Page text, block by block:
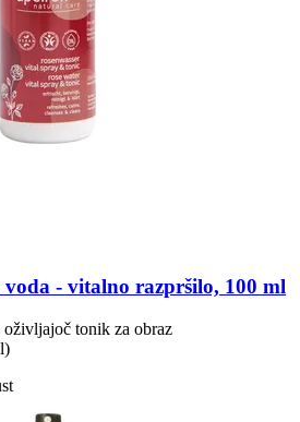
voda -​ vitalno razpršilo, 100 ml
tonik za obraz